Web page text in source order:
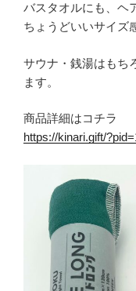
バスタオルにも、ヘ
ちょうどいいサイズ
サウナ・銭湯はもち
ます。
商品詳細はコチラ
https://kinari.gift/